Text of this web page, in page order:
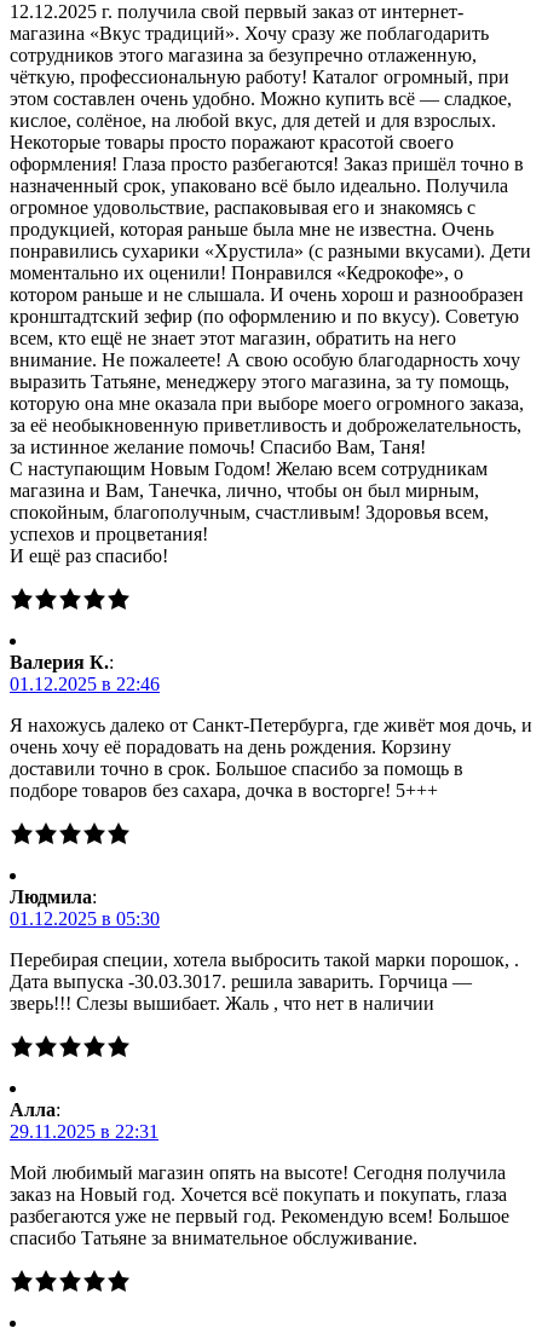
12.12.2025 г. получила свой первый заказ от интернет-
магазина «Вкус традиций». Хочу сразу же поблагодарить
сотрудников этого магазина за безупречно отлаженную,
чёткую, профессиональную работу! Каталог огромный, при
этом составлен очень удобно. Можно купить всё — сладкое,
кислое, солёное, на любой вкус, для детей и для взрослых.
Некоторые товары просто поражают красотой своего
оформления! Глаза просто разбегаются! Заказ пришёл точно в
назначенный срок, упаковано всё было идеально. Получила
огромное удовольствие, распаковывая его и знакомясь с
продукцией, которая раньше была мне не известна. Очень
понравились сухарики «Хрустила» (с разными вкусами). Дети
моментально их оценили! Понравился «Кедрокофе», о
котором раньше и не слышала. И очень хорош и разнообразен
кронштадтский зефир (по оформлению и по вкусу). Советую
всем, кто ещё не знает этот магазин, обратить на него
внимание. Не пожалеете! А свою особую благодарность хочу
выразить Татьяне, менеджеру этого магазина, за ту помощь,
которую она мне оказала при выборе моего огромного заказа,
за её необыкновенную приветливость и доброжелательность,
за истинное желание помочь! Спасибо Вам, Таня!
С наступающим Новым Годом! Желаю всем сотрудникам
магазина и Вам, Танечка, лично, чтобы он был мирным,
спокойным, благополучным, счастливым! Здоровья всем,
успехов и процветания!
И ещё раз спасибо!
Валерия К.:
01.12.2025 в 22:46
Я нахожусь далеко от Санкт-Петербурга, где живёт моя дочь, и
очень хочу её порадовать на день рождения. Корзину
доставили точно в срок. Большое спасибо за помощь в
подборе товаров без сахара, дочка в восторге! 5+++
Людмила:
01.12.2025 в 05:30
Перебирая специи, хотела выбросить такой марки порошок, .
Дата выпуска -30.03.3017. решила заварить. Горчица —
зверь!!! Слезы вышибает. Жаль , что нет в наличии
Алла:
29.11.2025 в 22:31
Мой любимый магазин опять на высоте! Сегодня получила
заказ на Новый год. Хочется всё покупать и покупать, глаза
разбегаются уже не первый год. Рекомендую всем! Большое
спасибо Татьяне за внимательное обслуживание.